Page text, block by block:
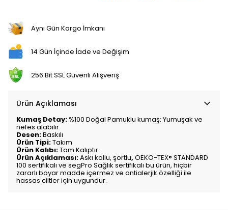
Aynı Gün Kargo İmkanı
14 Gün İçinde İade ve Değişim
256 Bit SSL Güvenli Alışveriş
Ürün Açıklaması
Kumaş Detay:%100 Doğal Pamuklu kumaş: Yumuşak ve
nefes alabilir.
Desen:Baskılı
Ürün Tipi:Takım
Ürün Kalıbı:Tam Kalıptır
Ürün Açıklaması:Askı kollu, şortlu, OEKO-TEX® STANDARD
100 sertifikalı ve segPro Sağlık sertifikalı bu ürün, hiçbir
zararlı boyar madde içermez ve antialerjik özelliği ile
hassas ciltler için uygundur.